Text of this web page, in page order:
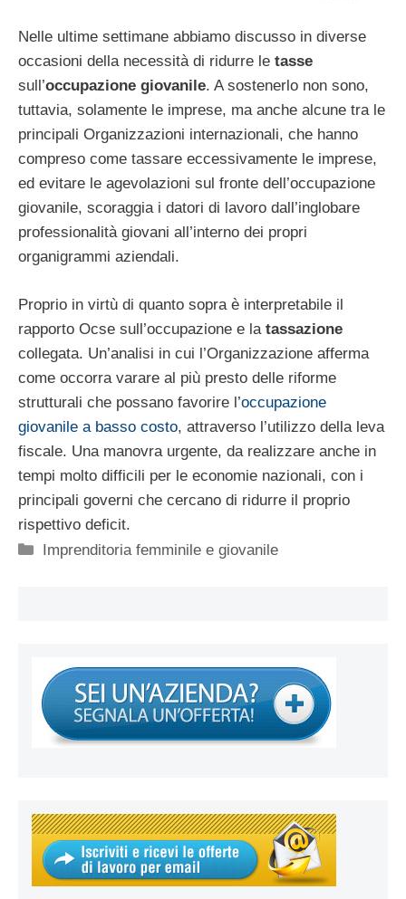
Nelle ultime settimane abbiamo discusso in diverse
occasioni della necessità di ridurre le tasse
sull’occupazione giovanile. A sostenerlo non sono,
tuttavia, solamente le imprese, ma anche alcune tra le
principali Organizzazioni internazionali, che hanno
compreso come tassare eccessivamente le imprese,
ed evitare le agevolazioni sul fronte dell’occupazione
giovanile, scoraggia i datori di lavoro dall’inglobare
professionalità giovani all’interno dei propri
organigrammi aziendali.
Proprio in virtù di quanto sopra è interpretabile il
rapporto Ocse sull’occupazione e la tassazione
collegata. Un’analisi in cui l’Organizzazione afferma
come occorra varare al più presto delle riforme
strutturali che possano favorire l’occupazione
giovanile a basso costo, attraverso l’utilizzo della leva
fiscale. Una manovra urgente, da realizzare anche in
tempi molto difficili per le economie nazionali, con i
principali governi che cercano di ridurre il proprio
rispettivo deficit.
Categorie
Imprenditoria femminile e giovanile